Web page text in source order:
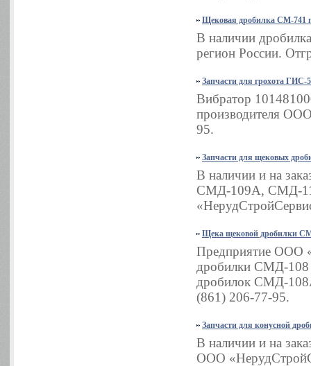
Щековая дробилка СМ-741
В наличии
регион России.
Запчасти для грохота ГИС-
Вибратор
производителя
95.
Запчасти для щековых
В наличии и на
СМД-109А, СМД-
Щека щековой дробилки
Предприятие ООО
дробилки СМД-108
дробилок СМД-
(861) 206-77-95.
Запчасти для конусной
В наличии и на
ООО